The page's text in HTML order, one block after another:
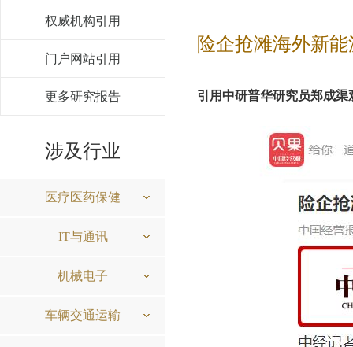
权威机构引用
门户网站引用
更多研究报告
涉及行业
医疗医药保健
IT与通讯
机械电子
车辆交通运输
险企抢滩海外新
引用中研普华研究员郑成渠